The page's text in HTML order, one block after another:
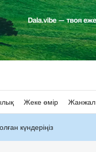
Жеке өмір Жанжал
күндеріңіз